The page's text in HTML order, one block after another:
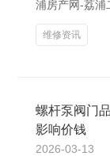
浦房产网-荔浦
维修资讯
螺杆泵阀门
影响价钱
2026-03-13